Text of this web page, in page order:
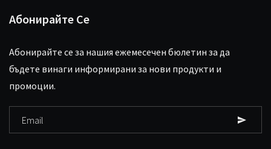
Абонирайте Се
Абонирайте се за нашия ежемесечен бюлетин за да
бъдете винаги информирани за нови продукти и
промоции.